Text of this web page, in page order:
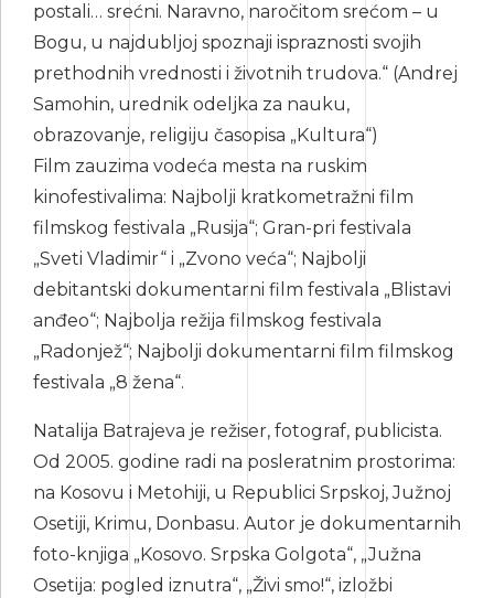
postali… srećni. Naravno, naročitom srećom – u
Bogu, u najdubljoj spoznaji ispraznosti svojih
prethodnih vrednosti i životnih trudova.“ (Andrej
Samohin, urednik odeljka za nauku,
obrazovanje, religiju časopisa „Kultura“)
Film zauzima vodeća mesta na ruskim
kinofestivalima: Najbolji kratkometražni film
filmskog festivala „Rusija“; Gran-pri festivala
„Sveti Vladimir“ i „Zvono veća“; Najbolji
debitantski dokumentarni film festivala „Blistavi
anđeo“; Najbolja režija filmskog festivala
„Radonjež“; Najbolji dokumentarni film filmskog
festivala „8 žena“.
Natalija Batrajeva je režiser, fotograf, publicista.
Od 2005. godine radi na posleratnim prostorima:
na Kosovu i Metohiji, u Republici Srpskoj, Južnoj
Osetiji, Krimu, Donbasu. Autor je dokumentarnih
foto-knjiga „Kosovo. Srpska Golgota“, „Južna
Osetija: pogled iznutra“, „Živi smo!“, izložbi